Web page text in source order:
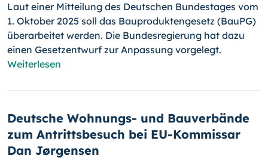
Laut einer Mitteilung des Deutschen Bundestages vom
1. Oktober 2025 soll das Bauproduktengesetz (BauPG)
überarbeitet werden. Die Bundesregierung hat dazu
einen Gesetzentwurf zur Anpassung vorgelegt.
Weiterlesen
Deutsche Wohnungs- und Bauverbände
zum Antrittsbesuch bei EU-Kommissar
Dan Jørgensen